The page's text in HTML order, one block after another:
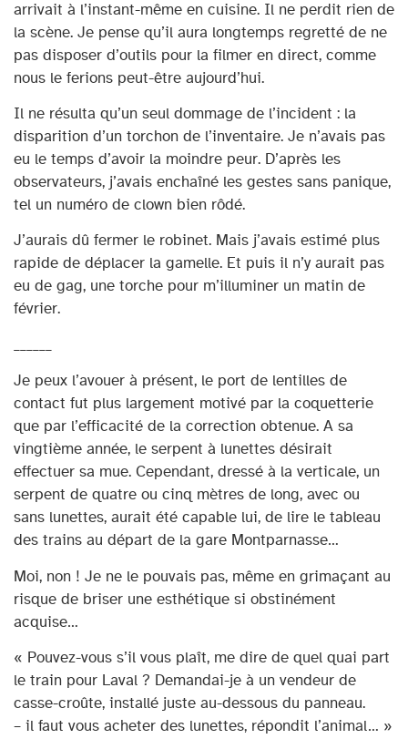
arrivait à l’instant-même en cuisine. Il ne perdit rien de
la scène. Je pense qu’il aura longtemps regretté de ne
pas disposer d’outils pour la filmer en direct, comme
nous le ferions peut-être aujourd’hui.
Il ne résulta qu’un seul dommage de l’incident : la
disparition d’un torchon de l’inventaire. Je n’avais pas
eu le temps d’avoir la moindre peur. D’après les
observateurs, j’avais enchaîné les gestes sans panique,
tel un numéro de clown bien rôdé.
J’aurais dû fermer le robinet. Mais j’avais estimé plus
rapide de déplacer la gamelle. Et puis il n’y aurait pas
eu de gag, une torche pour m’illuminer un matin de
février.
Je peux l’avouer à présent, le port de lentilles de
contact fut plus largement motivé par la coquetterie
que par l’efficacité de la correction obtenue. A sa
vingtième année, le serpent à lunettes désirait
effectuer sa mue. Cependant, dressé à la verticale, un
serpent de quatre ou cinq mètres de long, avec ou
sans lunettes, aurait été capable lui, de lire le tableau
des trains au départ de la gare Montparnasse…
Moi, non ! Je ne le pouvais pas, même en grimaçant au
risque de briser une esthétique si obstinément
acquise…
« Pouvez-vous s’il vous plaît, me dire de quel quai part
le train pour Laval ? Demandai-je à un vendeur de
casse-croûte, installé juste au-dessous du panneau.
– il faut vous acheter des lunettes, répondit l’animal… »